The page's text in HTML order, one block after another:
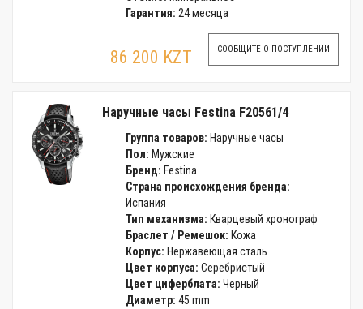
Гарантия: 24 месяца
86 200 KZT СООБЩИТЕ О ПОСТУПЛЕНИИ
Наручные часы Festina F20561/4
Группа товаров: Наручные часы
Пол: Мужские
Бренд: Festina
Страна происхождения бренда:
Испания
Тип механизма: Кварцевый хронограф
Браслет / Ремешок: Кожа
Корпус: Нержавеющая сталь
Цвет корпуса: Серебристый
Цвет циферблата: Черный
Диаметр: 45 mm